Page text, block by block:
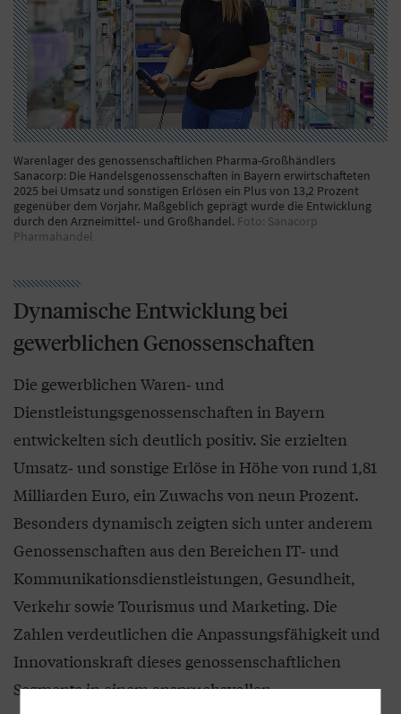
Warenlager des genossenschaftlichen Pharma-Großhändlers
Sanacorp: Die Handelsgenossenschaften in Bayern erwirtschafteten
2025 bei Umsatz und sonstigen Erlösen ein Plus von 13,2 Prozent
gegenüber dem Vorjahr. Maßgeblich geprägt wurde die Entwicklung
durch den Arzneimittel‑ und Großhandel. Foto: Sanacorp
Pharmahandel
Dynamische Entwicklung bei
gewerblichen Genossenschaften
Die gewerblichen Waren‑ und
Dienstleistungsgenossenschaften in Bayern
entwickelten sich deutlich positiv. Sie erzielten
Umsatz‑ und sonstige Erlöse in Höhe von rund 1,81
Milliarden Euro, ein Zuwachs von neun Prozent.
Besonders dynamisch zeigten sich unter anderem
Genossenschaften aus den Bereichen IT‑ und
Kommunikationsdienstleistungen, Gesundheit,
Verkehr sowie Tourismus und Marketing. Die
Zahlen verdeutlichen die Anpassungsfähigkeit und
Innovationskraft dieses genossenschaftlichen
Segments in einem anspruchsvollen